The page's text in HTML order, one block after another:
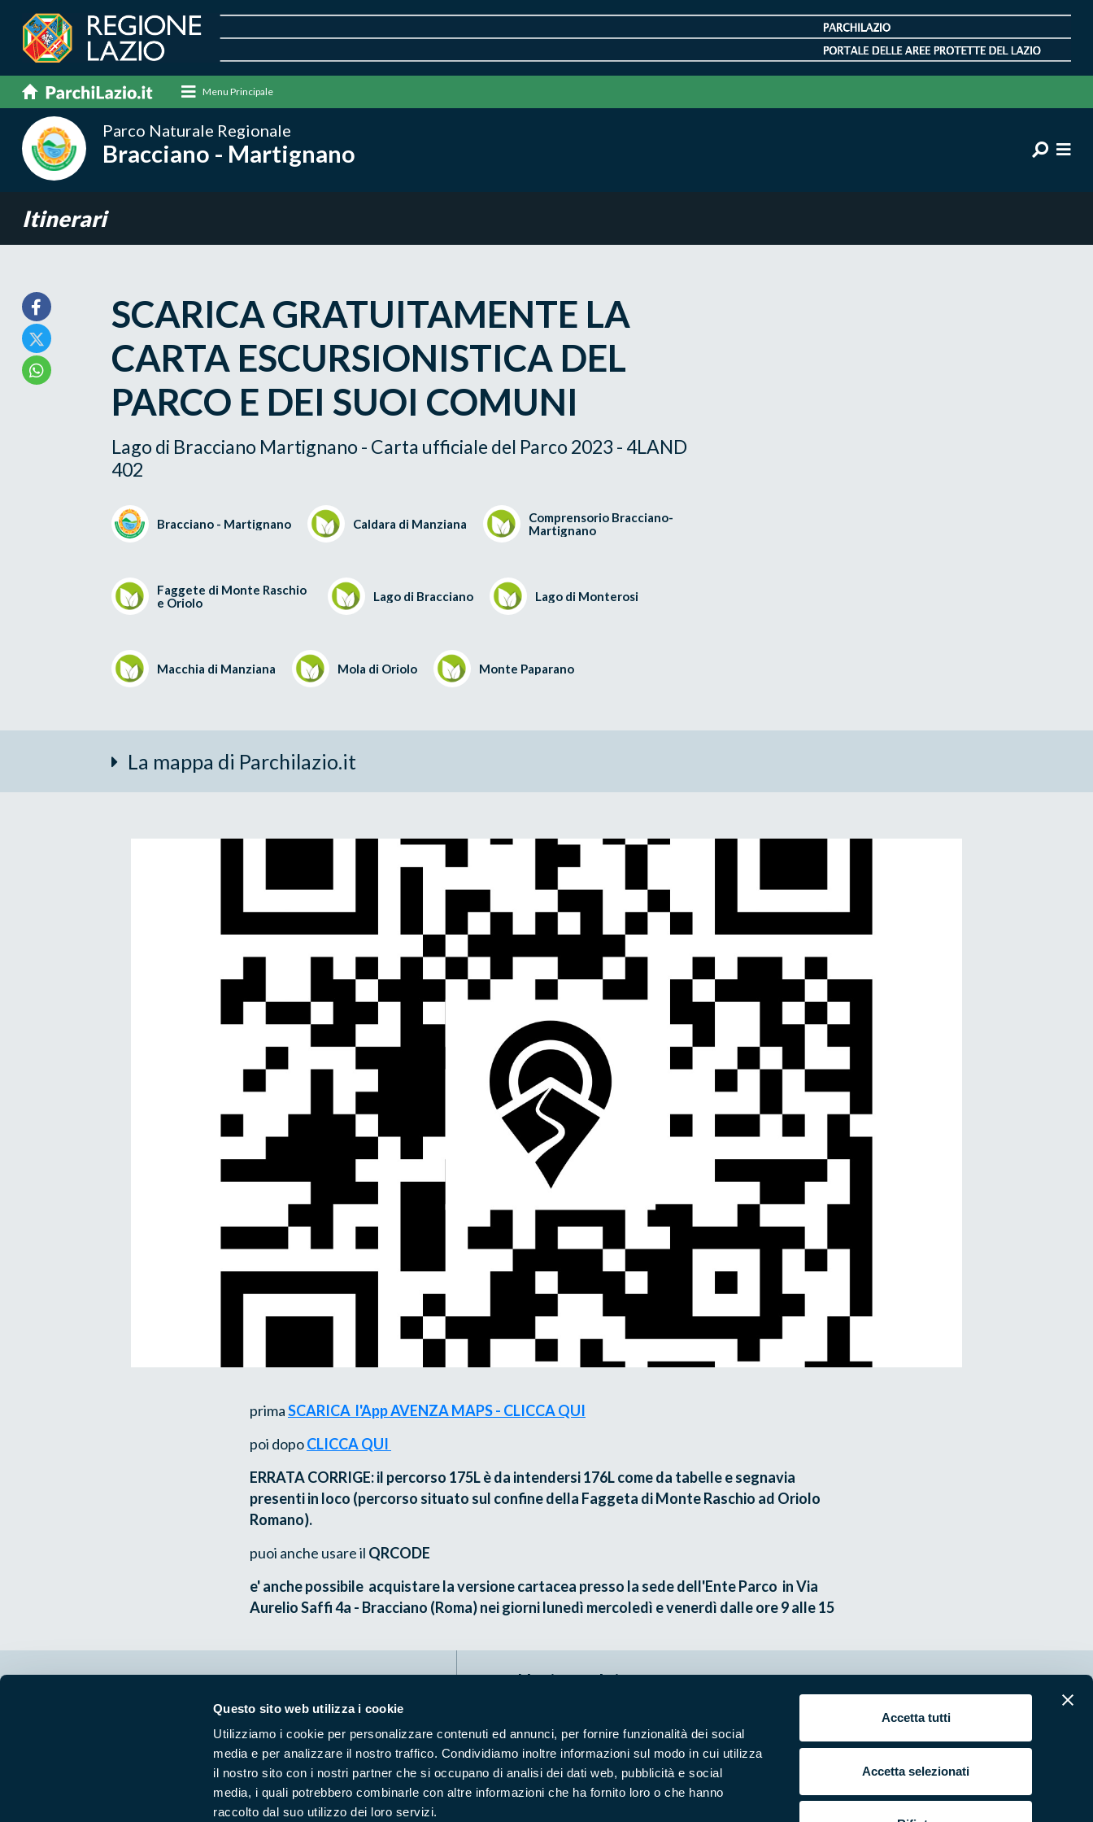
Questo sito web utilizza i cookie
Utilizziamo i cookie per personalizzare contenuti ed annunci, per fornire funzionalità dei social
media e per analizzare il nostro traffico. Condividiamo inoltre informazioni sul modo in cui utilizza
il nostro sito con i nostri partner che si occupano di analisi dei dati web, pubblicità e social
media, i quali potrebbero combinarle con altre informazioni che ha fornito loro o che hanno
raccolto dal suo utilizzo dei loro servizi.
Accetta tutti
Accetta selezionati
Menu Principale
Parco Naturale Regionale
Bracciano - Martignano
Itinerari
SCARICA GRATUITAMENTE LA
CARTA ESCURSIONISTICA DEL
PARCO E DEI SUOI COMUNI
Lago di Bracciano Martignano - Carta ufficiale del Parco 2023 - 4LAND
402
Bracciano - Martignano Caldara di Manziana
Comprensorio Bracciano-
Martignano
Faggete di Monte Raschio
e Oriolo
Lago di Bracciano Lago di Monterosi
Macchia di Manziana Mola di Oriolo Monte Paparano
La mappa di Parchilazio.it
primaSCARICA l'App AVENZA MAPS - CLICCA QUI
poi dopoCLICCA QUI
ERRATA CORRIGE: il percorso 175L è da intendersi 176L come da tabelle e segnavia
presenti in loco (percorso situato sul confine della Faggeta di Monte Raschio ad Oriolo
Romano).
puoi anche usare il QRCODE
e' anche possibile acquistare la versione cartacea presso la sede dell'Ente Parco in Via
Aurelio Saffi 4a - Bracciano (Roma) nei giorni lunedì mercoledì e venerdì dalle ore 9 alle 15
Naviga nel sito
News e appuntamenti
Enti di gestione
Natura
Punti di interesse
Storie
Foto e Video
Pubblicazioni
Prodotti Natura in Campo
Aziende Natura in Campo
Programmi e progetti